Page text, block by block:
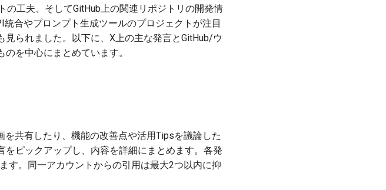
の工夫、そしてGitHub上の関連リポジトリの開発情
合やプロンプト生成ツールのプロジェクトが注目
られました。以下に、X上の主な発言とGitHub/ウ
を中心にまとめています。
共有したり、機能の改善点や活用Tipsを議論した
ピックアップし、内容を詳細にまとめます。各発
す。同一アカウントからの引用は最大2つ以内に抑